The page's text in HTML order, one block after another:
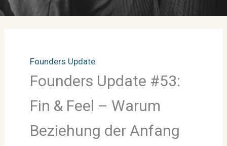
Founders Update
Founders Update #53:
Fin & Feel – Warum
Beziehung der Anfang